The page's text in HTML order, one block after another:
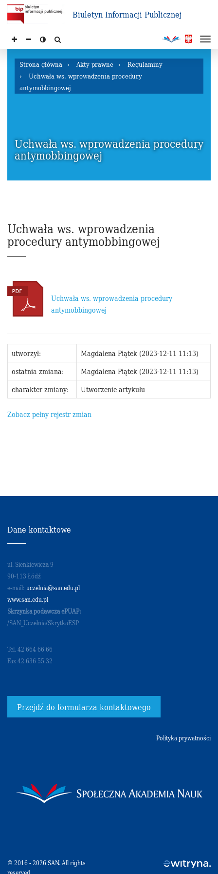
Biuletyn Informacji Publicznej
Strona główna Akty prawne
Regulaminy
Uchwała ws. wprowadzenia procedury
antymobbingowej
Uchwała ws. wprowadzenia procedury
antymobbingowej
Uchwała ws. wprowadzenia
procedury antymobbingowej
Uchwała ws. wprowadzenia procedury
antymobbingowej
utworzył:
Magdalena Piątek (2023-12-11 11:13)
ostatnia zmiana:
Magdalena Piątek (2023-12-11 11:13)
charakter zmiany:
Utworzenie artykułu
Zobacz pełny rejestr zmian
Dane kontaktowe
ul. Sienkiewicza 9
90-113 Łódź
e-mail: uczelnia@san.edu.pl
www.san.edu.pl
Skrzynka podawcza ePUAP:
/SAN_Uczelnia/SkrytkaESP
Tel. 42 664 66 66
Fax 42 636 55 32
Przejdź do formularza kontaktowego
Polityka prywatności
© 2016 - 2026 SAN. All rights